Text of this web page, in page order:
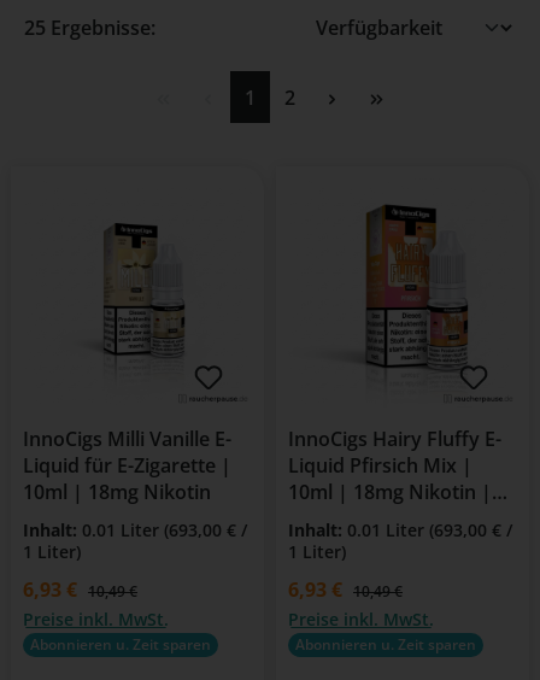
25 Ergebnisse:
Seite
1 Seite
2
InnoCigs Milli Vanille E-
Liquid für E-Zigarette |
10ml | 18mg Nikotin
Inhalt: 0.01 Liter (693,00 € /
1 Liter)
Verkaufspreis:
6,93 € Regulärer Preis:
10,49 €
Preise inkl. MwSt.
Abonnieren u. Zeit sparen
InnoCigs Hairy Fluffy E-
Liquid Pfirsich Mix |
10ml | 18mg Nikotin |
Für E-Zigarette
Inhalt: 0.01 Liter (693,00 € /
1 Liter)
Verkaufspreis:
6,93 € Regulärer Preis:
10,49 €
Preise inkl. MwSt.
Abonnieren u. Zeit sparen